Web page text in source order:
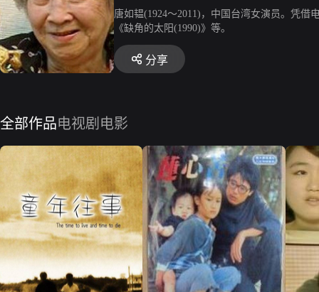
唐如韫(1924～2011)，中国台湾女演员。凭借
《缺角的太阳(1990)》等。
分享
全部作品电视剧 电影